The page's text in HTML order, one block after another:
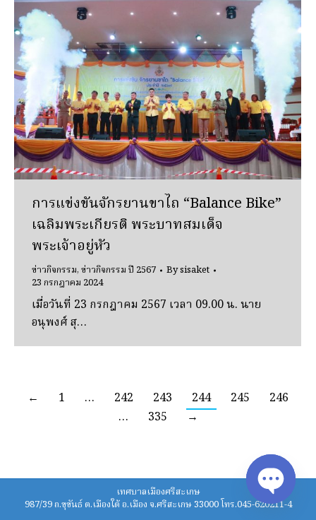
การแข่งขันจักรยานขาไถ “Balance Bike”
เฉลิมพระเกียรติ พระบาทสมเด็จ
พระเจ้าอยู่หัว
ข่าวกิจกรรม,ข่าวกิจกรรม ปี 2567 Bysisaket
23 กรกฎาคม 2024
เมื่อวันที่ 23 กรกฎาคม 2567 เวลา 09.00 น. นาย
อนุพงศ์ สุ…
← 1 … 242 243 244 245
246
…
335 →
เทศบาลเมืองศรีสะเกษ
987/39 ถ.ขุขันธ์ ต.เมืองใต้ อ.เมือง จ.ศรีสะเกษ 33000 โทร.045-620211-4
Open